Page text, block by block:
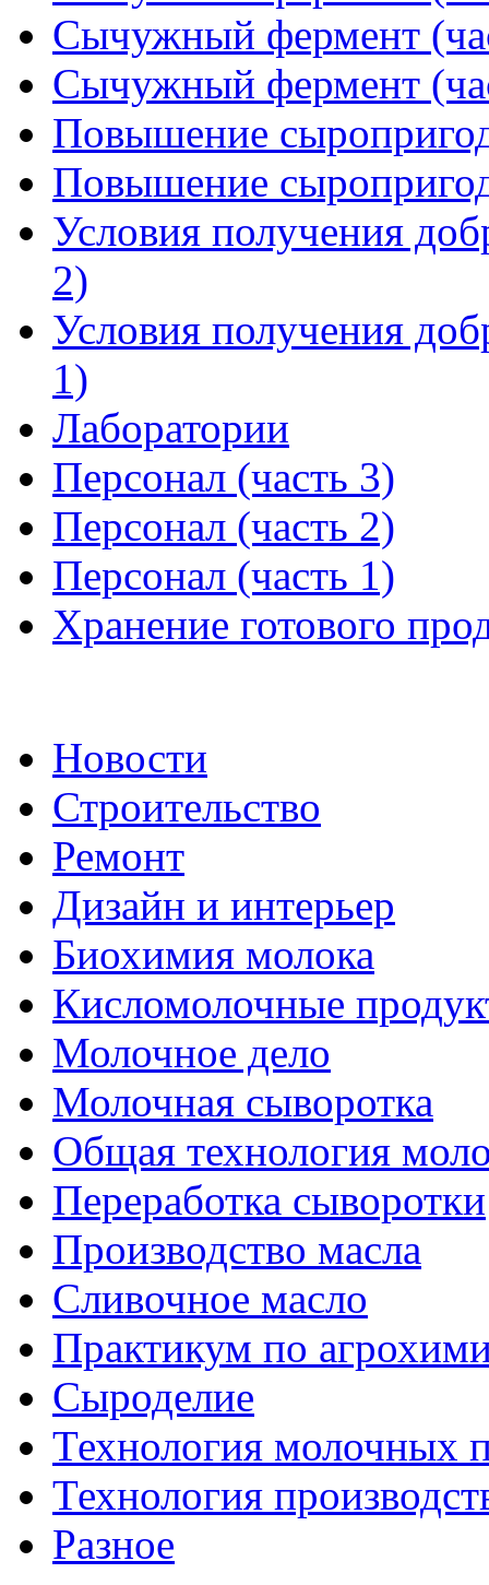
Сычужный фермент
Сычужный фермент
Повышение
Повышение
Условия получения
2)
Условия получения
1)
Лаборатории
Персонал (часть 3)
Персонал (часть 2)
Персонал (часть 1)
Хранение готового
Новости
Строительство
Ремонт
Дизайн и интерьер
Биохимия молока
Кисломолочные
Молочное дело
Молочная сыворотка
Общая технология
Переработка сыворотки
Производство масла
Сливочное масло
Практикум по
Сыроделие
Технология молочных
Технология
Разное